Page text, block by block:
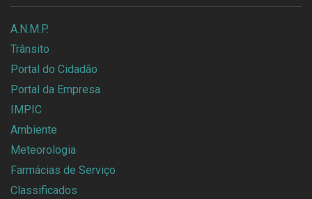
A.N.M.P.
Trânsito
Portal do Cidadão
Portal da Empresa
IMPIC
Ambiente
Meteorologia
Farmácias de Serviço
Classificados